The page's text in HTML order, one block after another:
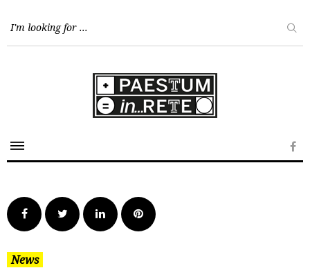
FacebookTwitter LinkedInPinterest
News